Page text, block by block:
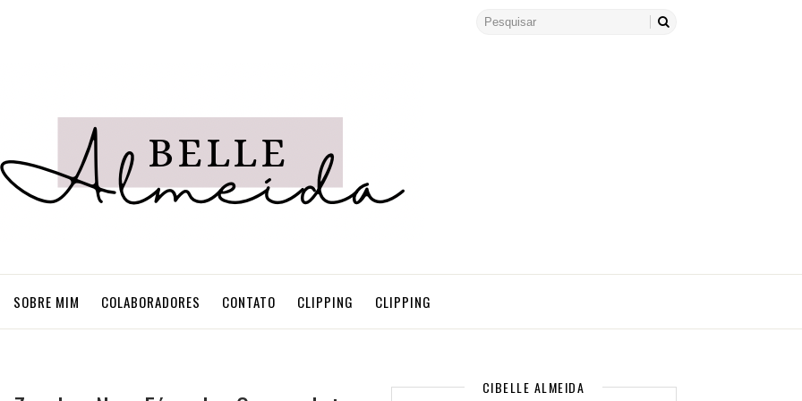
SOBRE MIM COLABORADORES CONTATO CLIPPING CLIPPING
CIBELLE ALMEIDA